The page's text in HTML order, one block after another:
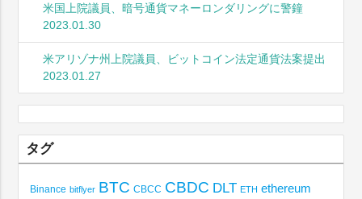
米国上院議員、暗号通貨マネーロンダリングに警鐘
2023.01.30
米アリゾナ州上院議員、ビットコイン法定通貨法案提出
2023.01.27
タグ
Binance bitflyer BTC CBCC CBDC DLT ETH ethereum